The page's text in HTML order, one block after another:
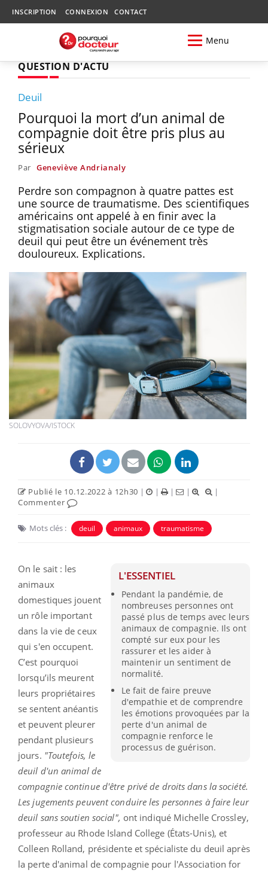
INSCRIPTION CONNEXION CONTACT
Menu
QUESTION D'ACTU
Deuil
Pourquoi la mort d’un animal de
compagnie doit être pris plus au
sérieux
Par Geneviève Andrianaly
Perdre son compagnon à quatre pattes est
une source de traumatisme. Des scientifiques
américains ont appelé à en finir avec la
stigmatisation sociale autour de ce type de
deuil qui peut être un événement très
douloureux. Explications.
SOLOVYOVA/ISTOCK
Publié le 10.12.2022 à 12h30 | | | |
|
Commenter
Mots clés : deuil animaux traumatisme
L'ESSENTIEL
Pendant la pandémie, de
nombreuses personnes ont
passé plus de temps avec leurs
animaux de compagnie. Ils ont
compté sur eux pour les
rassurer et les aider à
maintenir un sentiment de
normalité.
Le fait de faire preuve
d'empathie et de comprendre
les émotions provoquées par la
perte d'un animal de
compagnie renforce le
processus de guérison.
On le sait : les
animaux
domestiques jouent
un rôle important
dans la vie de ceux
qui s'en occupent.
C’est pourquoi
lorsqu’ils meurent
leurs propriétaires
se sentent anéantis
et peuvent pleurer
pendant plusieurs
jours. "Toutefois, le
deuil d'un animal de
compagnie continue d'être privé de droits dans la société.
Les jugements peuvent conduire les personnes à faire leur
deuil sans soutien social", ont indiqué Michelle Crossley,
professeur au Rhode Island College (États-Unis), et
Colleen Rolland, présidente et spécialiste du deuil après
la perte d'animal de compagnie pour l'Association for